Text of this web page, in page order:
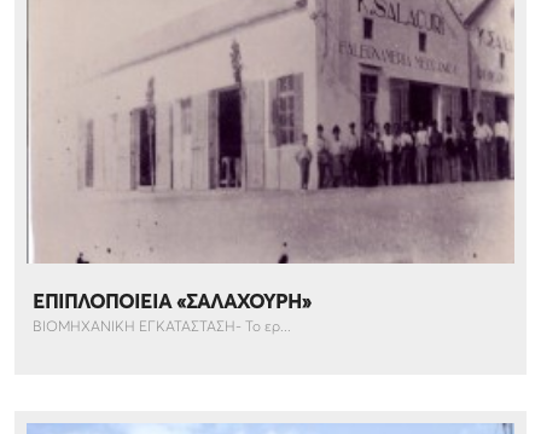
ΕΠΙΠΛΟΠΟΙΕΙΑ «ΣΑΛΑΧΟΥΡΗ»
ΒΙΟΜΗΧΑΝΙΚΗ ΕΓΚΑΤΑΣΤΑΣΗ- Το ερ...